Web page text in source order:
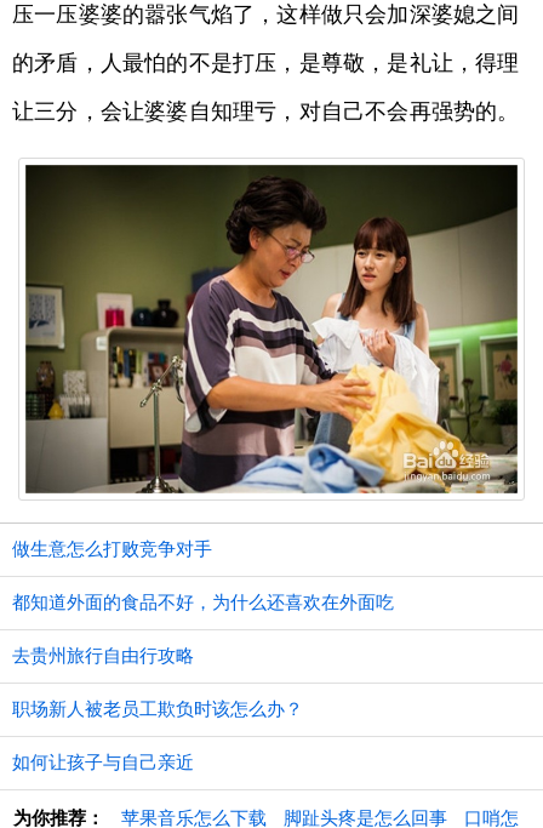
压一压婆婆的嚣张气焰了，这样做只会加深婆媳之间
的矛盾，人最怕的不是打压，是尊敬，是礼让，得理
让三分，会让婆婆自知理亏，对自己不会再强势的。
做生意怎么打败竞争对手
都知道外面的食品不好，为什么还喜欢在外面吃
去贵州旅行自由行攻略
职场新人被老员工欺负时该怎么办？
如何让孩子与自己亲近
为你推荐： 苹果音乐怎么下载 脚趾头疼是怎么回事 口哨怎